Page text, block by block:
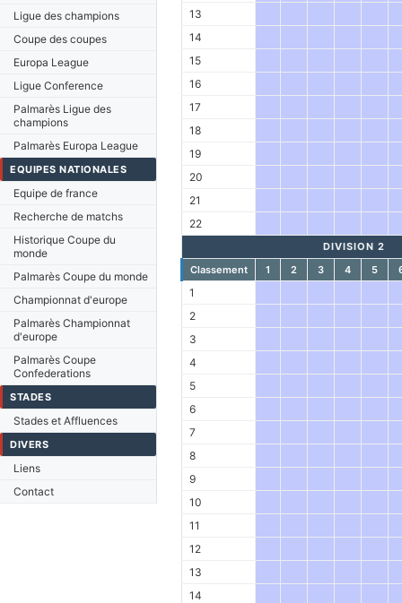
Ligue des champions
Coupe des coupes
Europa League
Ligue Conference
Palmarès Ligue des
champions
Palmarès Europa League
EQUIPES NATIONALES
Equipe de france
Recherche de matchs
Historique Coupe du
monde
Palmarès Coupe du monde
Championnat d'europe
Palmarès Championnat
d'europe
Palmarès Coupe
Confederations
STADES
Stades et Affluences
DIVERS
Liens
Contact
13
14
15
16
17
18
19
20
21
22
DIVISION 2
Classement
1 2 3 4 5
1
2
3
4
5
6
7
8
9
10
11
12
13
14